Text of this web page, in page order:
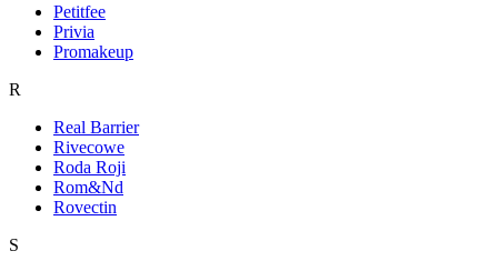
Petitfee
Privia
Promakeup
R
Real Barrier
Rivecowe
Roda Roji
Rom&Nd
Rovectin
S